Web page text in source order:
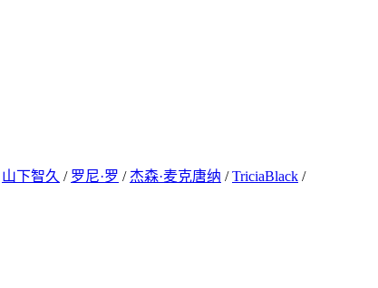
山下智久 / 罗尼·罗 / 杰森·麦克唐纳 /TriciaBlack /